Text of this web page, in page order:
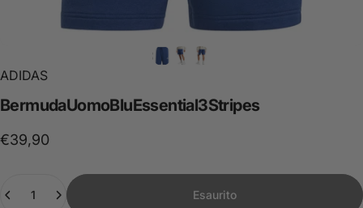
ADIDAS
BermudaUomoBluEssential3Stripes
€39,90
Esaurito